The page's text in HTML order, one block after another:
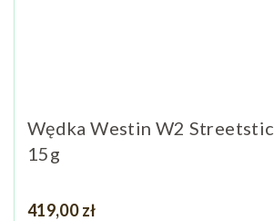
Wędka Westin W2
15g
Cena
419,00 zł